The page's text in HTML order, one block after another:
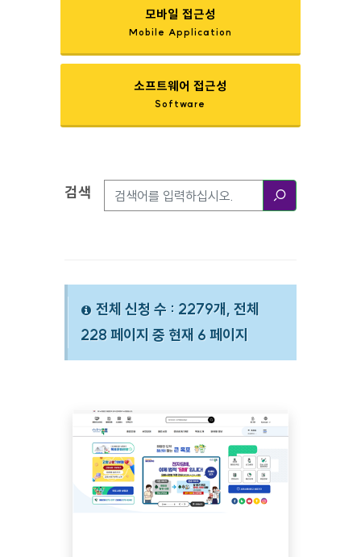
모바일 접근성
Mobile Application
소프트웨어 접근성
Software
검색옵션
검색
전체 신청 수 : 2279개, 전체
228 페이지 중 현재 6 페이지